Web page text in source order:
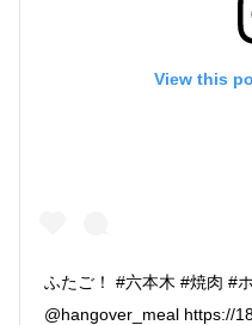
View this
ふたご！ #六本木 #焼肉 #
@hangover_meal https://